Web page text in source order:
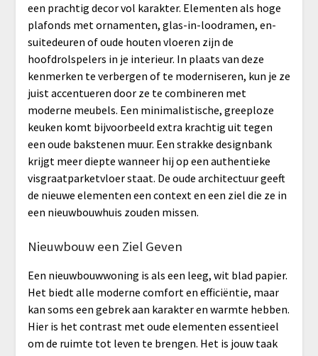
een prachtig decor vol karakter. Elementen als hoge
plafonds met ornamenten, glas-in-loodramen, en-
suitedeuren of oude houten vloeren zijn de
hoofdrolspelers in je interieur. In plaats van deze
kenmerken te verbergen of te moderniseren, kun je ze
juist accentueren door ze te combineren met
moderne meubels. Een minimalistische, greeploze
keuken komt bijvoorbeeld extra krachtig uit tegen
een oude bakstenen muur. Een strakke designbank
krijgt meer diepte wanneer hij op een authentieke
visgraatparketvloer staat. De oude architectuur geeft
de nieuwe elementen een context en een ziel die ze in
een nieuwbouwhuis zouden missen.
Nieuwbouw een Ziel Geven
Een nieuwbouwwoning is als een leeg, wit blad papier.
Het biedt alle moderne comfort en efficiëntie, maar
kan soms een gebrek aan karakter en warmte hebben.
Hier is het contrast met oude elementen essentieel
om de ruimte tot leven te brengen. Het is jouw taak